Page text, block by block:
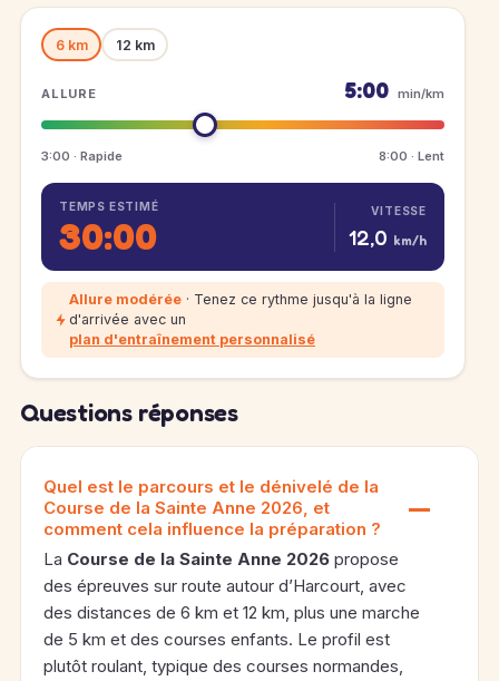
6 km 12 km
ALLURE 5:00 min/km
3:00 · Rapide 8:00 · Lent
TEMPS ESTIMÉ
30:00
VITESSE
12,0 km/h
Allure modérée · Tenez ce rythme jusqu'à la ligne
d'arrivée avec un
plan d'entraînement personnalisé
Questions réponses
Quel est le parcours et le dénivelé de la
Course de la Sainte Anne 2026, et
comment cela influence la préparation ?
La Course de la Sainte Anne 2026 propose
des épreuves sur route autour d’Harcourt, avec
des distances de 6 km et 12 km, plus une marche
de 5 km et des courses enfants. Le profil est
plutôt roulant, typique des courses normandes,